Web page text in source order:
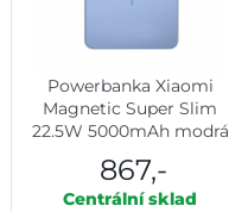
Powerbanka Xiaomi
Magnetic Super Slim
22.5W 5000mAh modrá
867,-
Centrální sklad